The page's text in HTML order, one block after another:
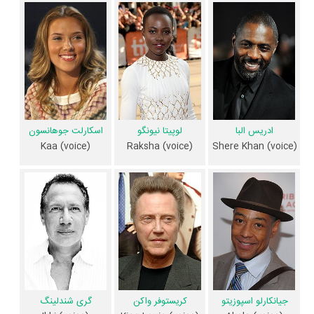
فیلم کتاب جنگل و کارنامه فعالیت کارگردان و بازیگران
از نظر تاریخچه فعالیت کارگردان و بازیگران فیلم کتاب جنگل نیز آمارها و نکات
جذابی را می‌توان بیان کرد. براساس آمارها فیلم کتاب جنگل به طور متوسط
فعالیت 14ام بازیگران این اثر است. براساس امتیاز مردم فیلم کتاب جنگل
بهترین اثرSam Raimi و یکی از 4 اثر شاخص لوپیتا نیونگو،گری شندلینگ
Emjay Anthony
Sam Raimiدر حرفه بازیگری محسوب می‌شود.
تجربه کرده‌اند، در واقع در کتاب جنگل 10 فیلم اولی بوده‌اند:
Neel Sethi،
Brighton Rose
Max Favreau،Chloe Hechter،Knox Gagnon
Sasha Schreiber
Kai Schreiber،Madeleine Favreau،Kendrick
Reyes وArtie Esposito
.
همچنینجان فاوروکارگردان کتاب جنگل اولین همکاری خود با بازیگرانی چون
بیل مورای،بن کینگزلی، ادریس البا،لوپیتا نیونگو، جیانکارلو اسپوزیتو
کریستوفر واکن، Asher Blinkoff Sam Raimi،Ritesh Rajan
Sara
ادریس البا
Shere Khan (voice)
لوپیتا نیونگو
Raksha (voice)
اسکارلت جوهانسون
Kaa (voice)
جیانکارلو اسپوزیتو
کریستوفر واکن
گری شندلینگ